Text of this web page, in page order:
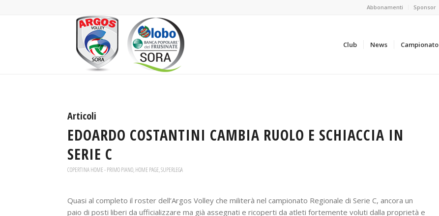
Abbonamenti Sponsor
Club News Campionato
Articoli
EDOARDO COSTANTINI CAMBIA RUOLO E SCHIACCIA IN
SERIE C
COPERTINA HOME - PRIMO PIANO,HOME PAGE,SUPERLEGA
Quasi al completo il roster dell’Argos Volley che militerà nel campionato Regionale di Serie C, ancora un
paio di posti liberi da ufficializzare ma già assegnati e ricoperti da atleti fortemente voluti dalla proprietà e